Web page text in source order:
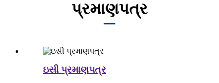
પ્રમાણપત્ર
ઇસી પ્રમાણપત્ર